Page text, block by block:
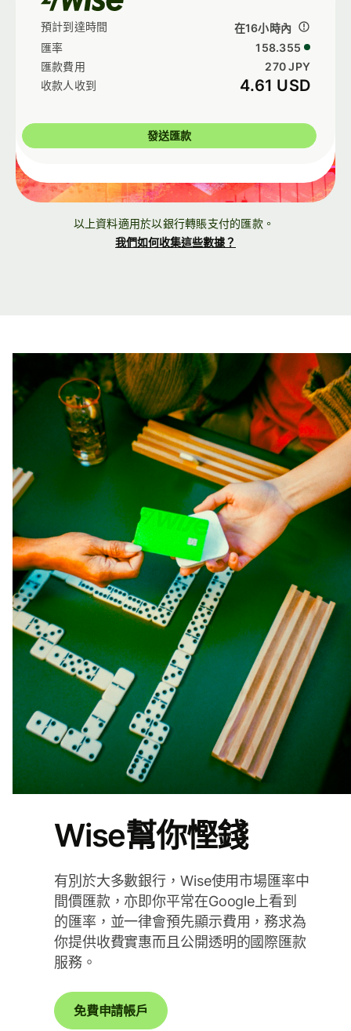
在16小時內
158.355
270 JPY
4.61 USD
發送匯款
以上資料適用於以銀行轉賬支付的匯款。
我們如何收集這些數據？
Wise幫你慳錢
有別於大多數銀行，Wise使用市場匯率中
間價匯款，亦即你平常在Google上看到
的匯率，並一律會預先顯示費用，務求為
你提供收費實惠而且公開透明的國際匯款
服務。
免費申請帳戶